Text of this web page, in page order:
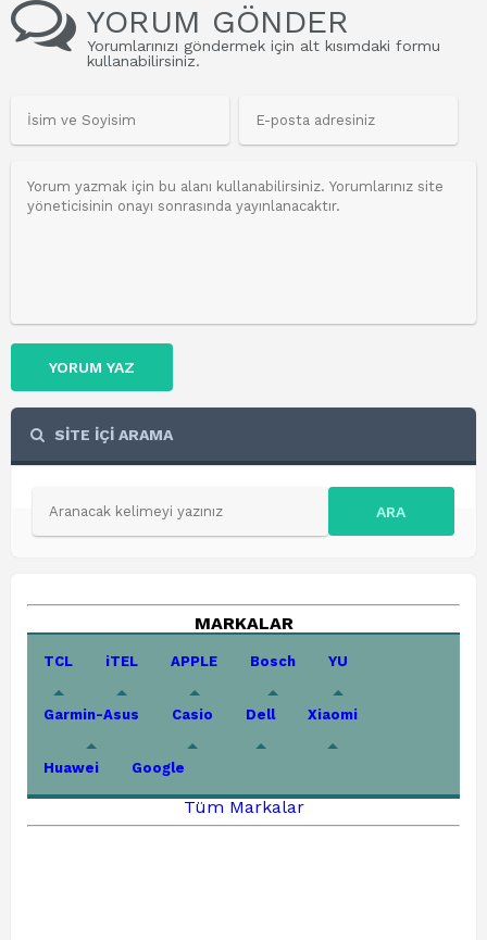
YORUM GÖNDER
Yorumlarınızı göndermek için alt kısımdaki formu
kullanabilirsiniz.
YORUM YAZ
SİTE İÇİ ARAMA
ARA
MARKALAR
TCL iTEL APPLE Bosch YU
Garmin-Asus Casio Dell Xiaomi
Huawei Google
Tüm Markalar